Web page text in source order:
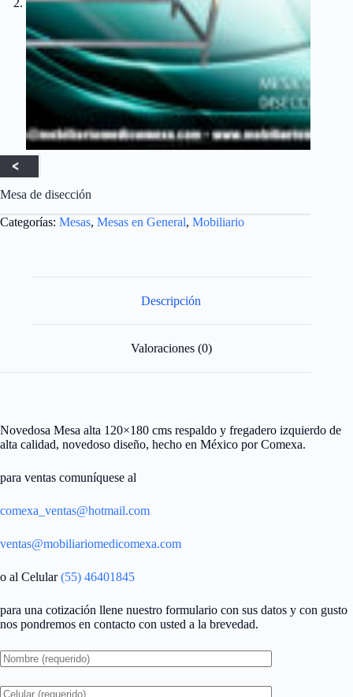
Mesa de disección
Categorías: Mesas, Mesas en General, Mobiliario
Descripción
Valoraciones (0)
Novedosa Mesa alta 120×180 cms respaldo y fregadero izquierdo de
alta calidad, novedoso diseño, hecho en México por Comexa.
para ventas comuníquese al
comexa_ventas@hotmail.com
ventas@mobiliariomedicomexa.com
o al Celular(55) 46401845
para una cotización llene nuestro formulario con sus datos y con gusto
nos pondremos en contacto con usted a la brevedad.